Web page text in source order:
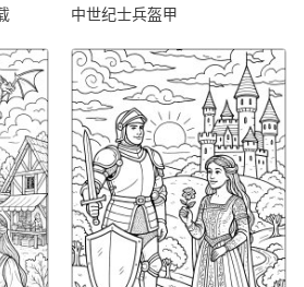
中世纪士兵盔甲